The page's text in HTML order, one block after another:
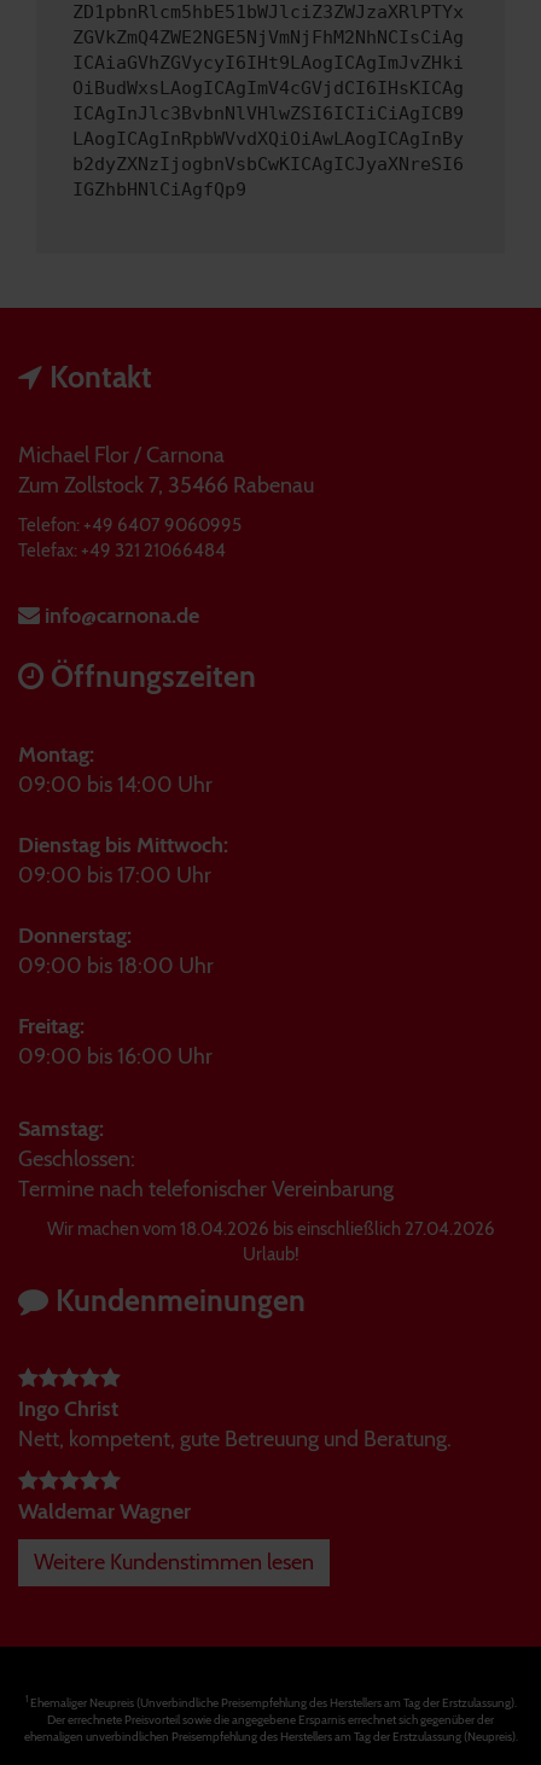
ZD1pbnRlcm5hbE51bWJlciZ3ZWJzaXRlPTYx
ZGVkZmQ4ZWE2NGE5NjVmNjFhM2NhNCIsCiAg
ICAiaGVhZGVycyI6IHt9LAogICAgImJvZHki
OiBudWxsLAogICAgImV4cGVjdCI6IHsKICAg
ICAgInJlc3BvbnNlVHlwZSI6ICIiCiAgICB9
LAogICAgInRpbWVvdXQiOiAwLAogICAgInBy
b2dyZXNzIjogbnVsbCwKICAgICJyaXNreSI6
IGZhbHNlCiAgfQp9
Kontakt
Michael Flor / Carnona
Zum Zollstock 7, 35466 Rabenau
Telefon: +49 6407 9060995
Telefax: +49 321 21066484
info@carnona.de
Öffnungszeiten
Montag:
09:00 bis 14:00 Uhr
Dienstag bis Mittwoch:
09:00 bis 17:00 Uhr
Donnerstag:
09:00 bis 18:00 Uhr
Freitag:
09:00 bis 16:00 Uhr
Samstag:
Geschlossen:
Termine nach telefonischer Vereinbarung
Wir machen vom 18.04.2026 bis einschließlich 27.04.2026
Urlaub!
Kundenmeinungen
Ingo Christ
Nett, kompetent, gute Betreuung und Beratung.
Waldemar Wagner
Weitere Kundenstimmen lesen
1Ehemaliger Neupreis (Unverbindliche Preisempfehlung des Herstellers am Tag der Erstzulassung).
Der errechnete Preisvorteil sowie die angegebene Ersparnis errechnet sich gegenüber der
ehemaligen unverbindlichen Preisempfehlung des Herstellers am Tag der Erstzulassung (Neupreis).